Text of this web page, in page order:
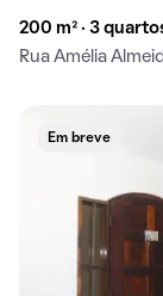
200 m² · 3
Rua Amélia
Em breve